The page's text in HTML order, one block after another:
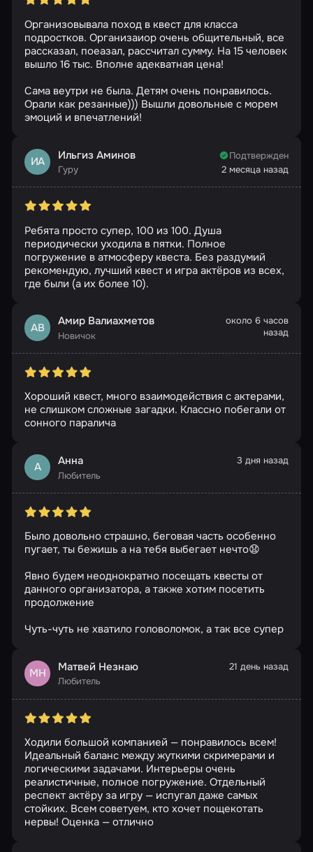
Организовывала поход в квест для класса
подростков. Организаиор очень общительный, все
рассказал, поеазал, рассчитал сумму. На 15 человек
вышло 16 тыс. Вполне адекватная цена!
Сама веутри не была. Детям очень понравилось.
Орали как резанные))) Вышли довольные с морем
эмоций и впечатлений!
ИА Ильгиз Аминов
Гуру
Подтвержден
2 месяца назад
Ребята просто супер, 100 из 100. Душа
периодически уходила в пятки. Полное
погружение в атмосферу квеста. Без раздумий
рекомендую, лучший квест и игра актёров из всех,
где были (а их более 10).
АВ Амир Валиахметов
Новичок
около 6 часов
назад
Хороший квест, много взаимодействия с актерами,
не слишком сложные загадки. Классно побегали от
сонного паралича
А Анна
Любитель
3 дня назад
Было довольно страшно, беговая часть особенно
пугает, ты бежишь а на тебя выбегает нечто😧
Явно будем неоднократно посещать квесты от
данного организатора, а также хотим посетить
продолжение
Чуть-чуть не хватило головоломок, а так все супер
МН Матвей Незнаю
Любитель
21 день назад
Ходили большой компанией — понравилось всем!
Идеальный баланс между жуткими скримерами и
логическими задачами. Интерьеры очень
реалистичные, полное погружение. Отдельный
респект актёру за игру — испугал даже самых
стойких. Всем советуем, кто хочет пощекотать
нервы! Оценка — отлично